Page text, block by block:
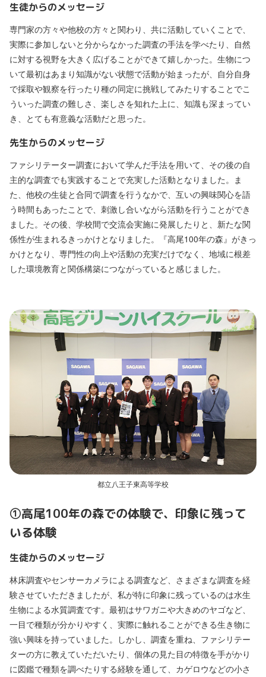
生徒からのメッセージ
専門家の方々や他校の方々と関わり、共に活動していくことで、
実際に参加しないと分からなかった調査の手法を学べたり、自然
に対する視野を大きく広げることができて嬉しかった。生物につ
いて最初はあまり知識がない状態で活動が始まったが、自分自身
で採取や観察を行ったり種の同定に挑戦してみたりすることでこ
ういった調査の難しさ、楽しさを知れた上に、知識も深まってい
き、とても有意義な活動だと思った。
先生からのメッセージ
ファシリテーター調査において学んだ手法を用いて、その後の自
主的な調査でも実践することで充実した活動となりました。ま
た、他校の生徒と合同で調査を行うなかで、互いの興味関心を語
う時間もあったことで、刺激し合いながら活動を行うことができ
ました。その後、学校間で交流会実施に発展したりと、新たな関
係性が生まれるきっかけとなりました。『高尾100年の森』がきっ
かけとなり、専門性の向上や活動の充実だけでなく、地域に根差
した環境教育と関係構築につながっていると感じました。
都立八王子東高等学校
➀高尾100年の森での体験で、印象に残って
いる体験
生徒からのメッセージ
林床調査やセンサーカメラによる調査など、さまざまな調査を経
験させていただきましたが、私が特に印象に残っているのは水生
生物による水質調査です。最初はサワガニや大きめのヤゴなど、
一目で種類が分かりやすく、実際に触れることができる生き物に
強い興味を持っていました。しかし、調査を重ね、ファシリテー
ターの方に教えていただいたり、個体の見た目の特徴を手がかり
に図鑑で種類を調べたりする経験を通して、カゲロウなどの小さ